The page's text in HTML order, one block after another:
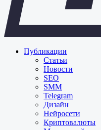
Публикации
Статьи
Новости
SEO
SMM
Telegram
Дизайн
Нейросети
Криптовалюты